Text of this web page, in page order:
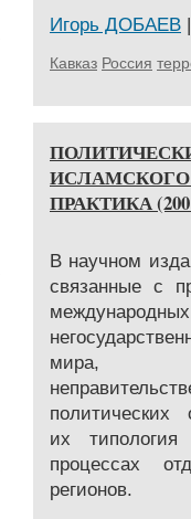
Игорь ДОБАЕВ
Кавказ Россия
ПРАКТИКА
В научном
связанные с
мира,
политических
их
процессах
регионов.